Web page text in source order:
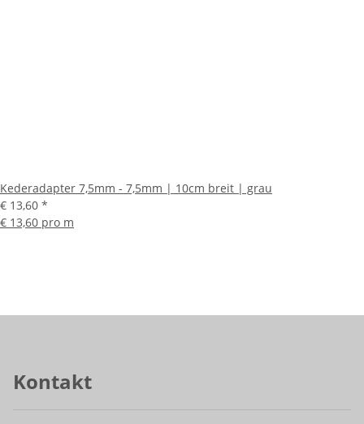
Kederadapter 7,5mm - 7,5mm | 10cm breit | grau
€ 13,60 *
€ 13,60 pro m
Kontakt